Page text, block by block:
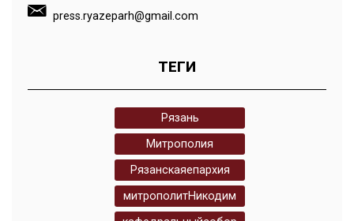
press.ryazeparh@gmail.com
ТЕГИ
Рязань
Митрополия
Рязанскаяепархия
митрополитНикодим